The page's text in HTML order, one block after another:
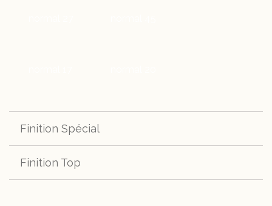
Finition Spécial
spécial s280
Finition Top